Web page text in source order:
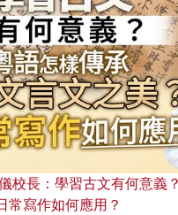
校長：學習古文有何意義
常寫作如何應用？